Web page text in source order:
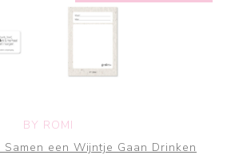
BY ROMI
een Wijntje Gaan Drinken